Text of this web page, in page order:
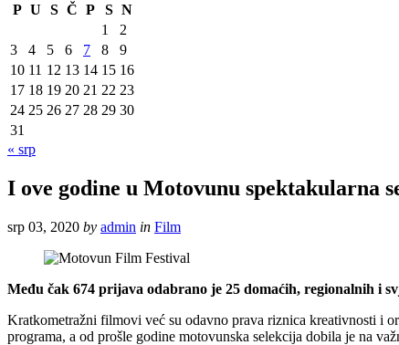
P U S Č P S N
1
2
3
4 5 6 7 8
9
10 11 12 13 14 15 16
17 18 19 20 21 22 23
24 25 26 27 28 29 30
31
« srp
I ove godine u Motovunu spektakularna
srp 03, 2020 by admin in Film
Među čak 674 prijava odabrano je 25 domaćih, regionalnih i
Kratkometražni filmovi već su odavno prava riznica kreativnosti i
programa, a od prošle godine motovunska selekcija dobila je na